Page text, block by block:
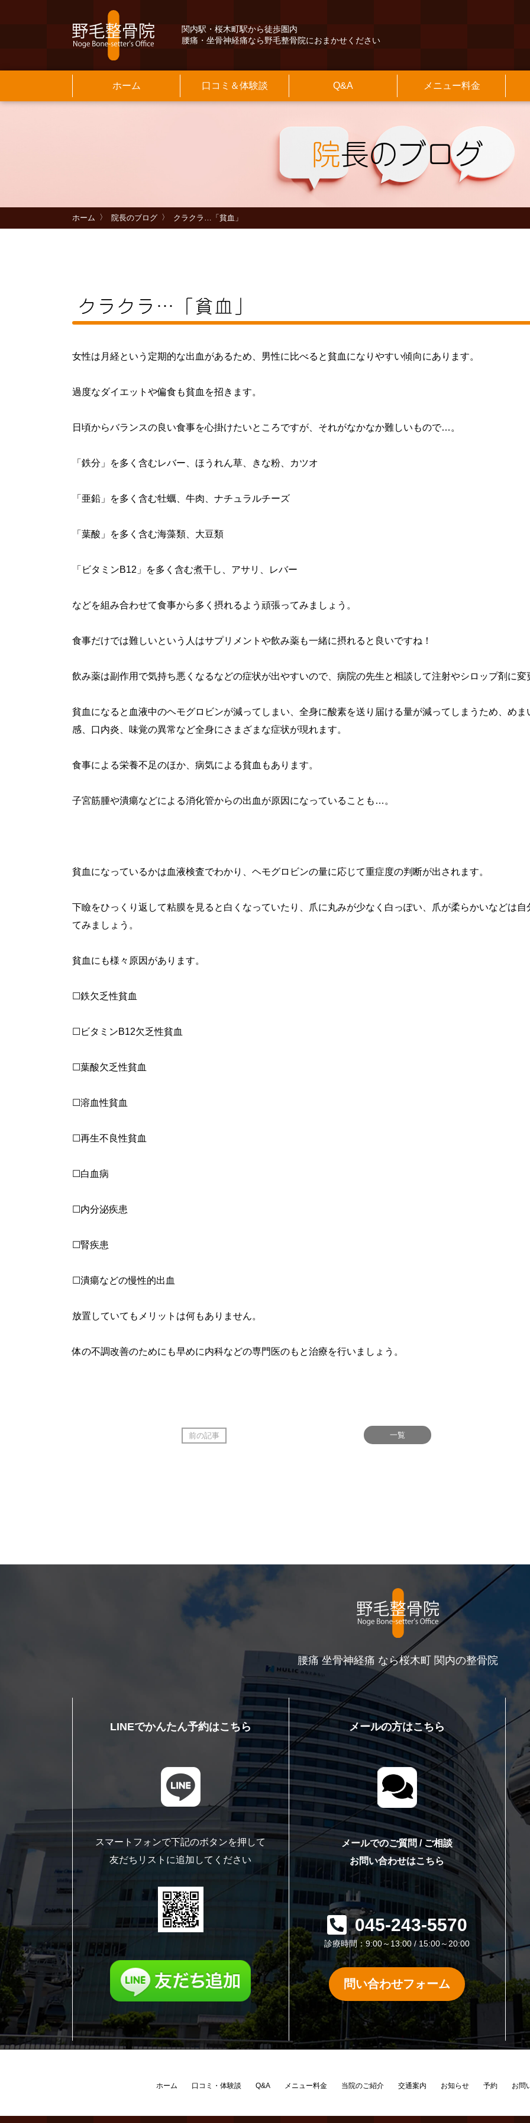
関内駅・桜木町駅から徒歩圏内
腰痛・坐骨神経痛なら野毛整骨院におまかせください
ホーム 口コミ＆体験談 Q&A
Q&A
メニュー料金
お知らせ 院長のブログ
交通案内
院長のブログ
ホーム 院長のブログ クラクラ…「貧血」
クラクラ…「貧血」
女性は月経という定期的な出血があるため、男性に比べると貧血になりやすい傾向にあります。
過度なダイエットや偏食も貧血を招きます。
日頃からバランスの良い食事を心掛けたいところですが、それがなかなか難しいもので…。
「鉄分」を多く含むレバー、ほうれん草、きな粉、カツオ
「亜鉛」を多く含む牡蠣、牛肉、ナチュラルチーズ
「葉酸」を多く含む海藻類、大豆類
「ビタミンB12」を多く含む煮干し、アサリ、レバー
などを組み合わせて食事から多く摂れるよう頑張ってみましょう。
食事だけでは難しいという人はサプリメントや飲み薬も一緒に摂れると良いですね！
飲み薬は副作用で気持ち悪くなるなどの症状が出やすいので、病院の先生と相談して注射やシロップ剤に
貧血になると血液中のヘモグロビンが減ってしまい、全身に酸素を送り届ける量が減ってしまうため、め
感、口内炎、味覚の異常など全身にさまざまな症状が現れます。
食事による栄養不足のほか、病気による貧血もあります。
子宮筋腫や潰瘍などによる消化管からの出血が原因になっていることも…。
貧血になっているかは血液検査でわかり、ヘモグロビンの量に応じて重症度の判断が出されます。
下瞼をひっくり返して粘膜を見ると白くなっていたり、爪に丸みが少なく白っぽい、爪が柔らかいなどは
てみましょう。
貧血にも様々原因があります。
☐鉄欠乏性貧血
☐ビタミンB12欠乏性貧血
☐葉酸欠乏性貧血
☐溶血性貧血
☐再生不良性貧血
☐白血病
☐内分泌疾患
☐腎疾患
☐潰瘍などの慢性的出血
放置していてもメリットは何もありません。
体の不調改善のためにも早めに内科などの専門医のもと治療を行いましょう。
前の記事 一覧
腰痛 坐骨神経痛 なら桜木町 関内の整骨院
LINEでかんたん予約はこちら
スマートフォンで下記のボタンを押して
友だちリストに追加してください
メールの方はこちら
メールでのご質問 / ご相談
お問い合わせはこちら
045-243-5570
診療時間：9:00～13:00 / 15:00～20:00
問い合わせフォーム
ホーム 口コミ・体験談 Q&A メニュー料金 当院のご紹介 交通案内 お知らせ 予約 お問